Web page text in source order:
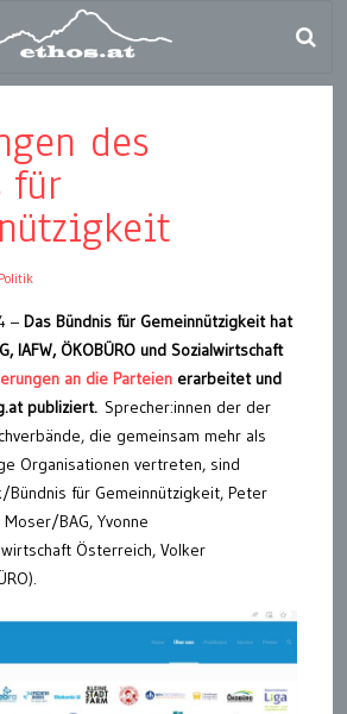
des
für
Politik
– Das Bündnis für Gemeinnützigkeit hat
IAFW, ÖKOBÜRO und Sozialwirtschaft
an die Parteien erarbeitet und
publiziert. Sprecher:innen der der
die gemeinsam mehr als
Organisationen vertreten, sind
Bündnis für Gemeinnützigkeit, Peter
BAG, Yvonne
Österreich, Volker